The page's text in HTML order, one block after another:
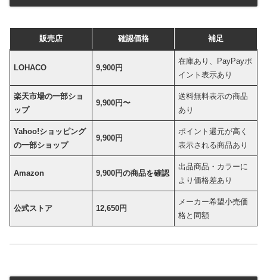
販売店 確認価格 補足
LOHACO 9,900円
在庫あり、PayPayポ
イント表示あり
楽天市場の一部ショ
ップ
9,900円〜
送料無料表示の商品
あり
Yahoo!ショッピング
の一部ショップ
9,900円
ポイント還元が高く
表示される商品あり
Amazon 9,900円の商品を確認
出品商品・カラーに
より価格差あり
公式ストア 12,650円
メーカー希望小売価
格と同額